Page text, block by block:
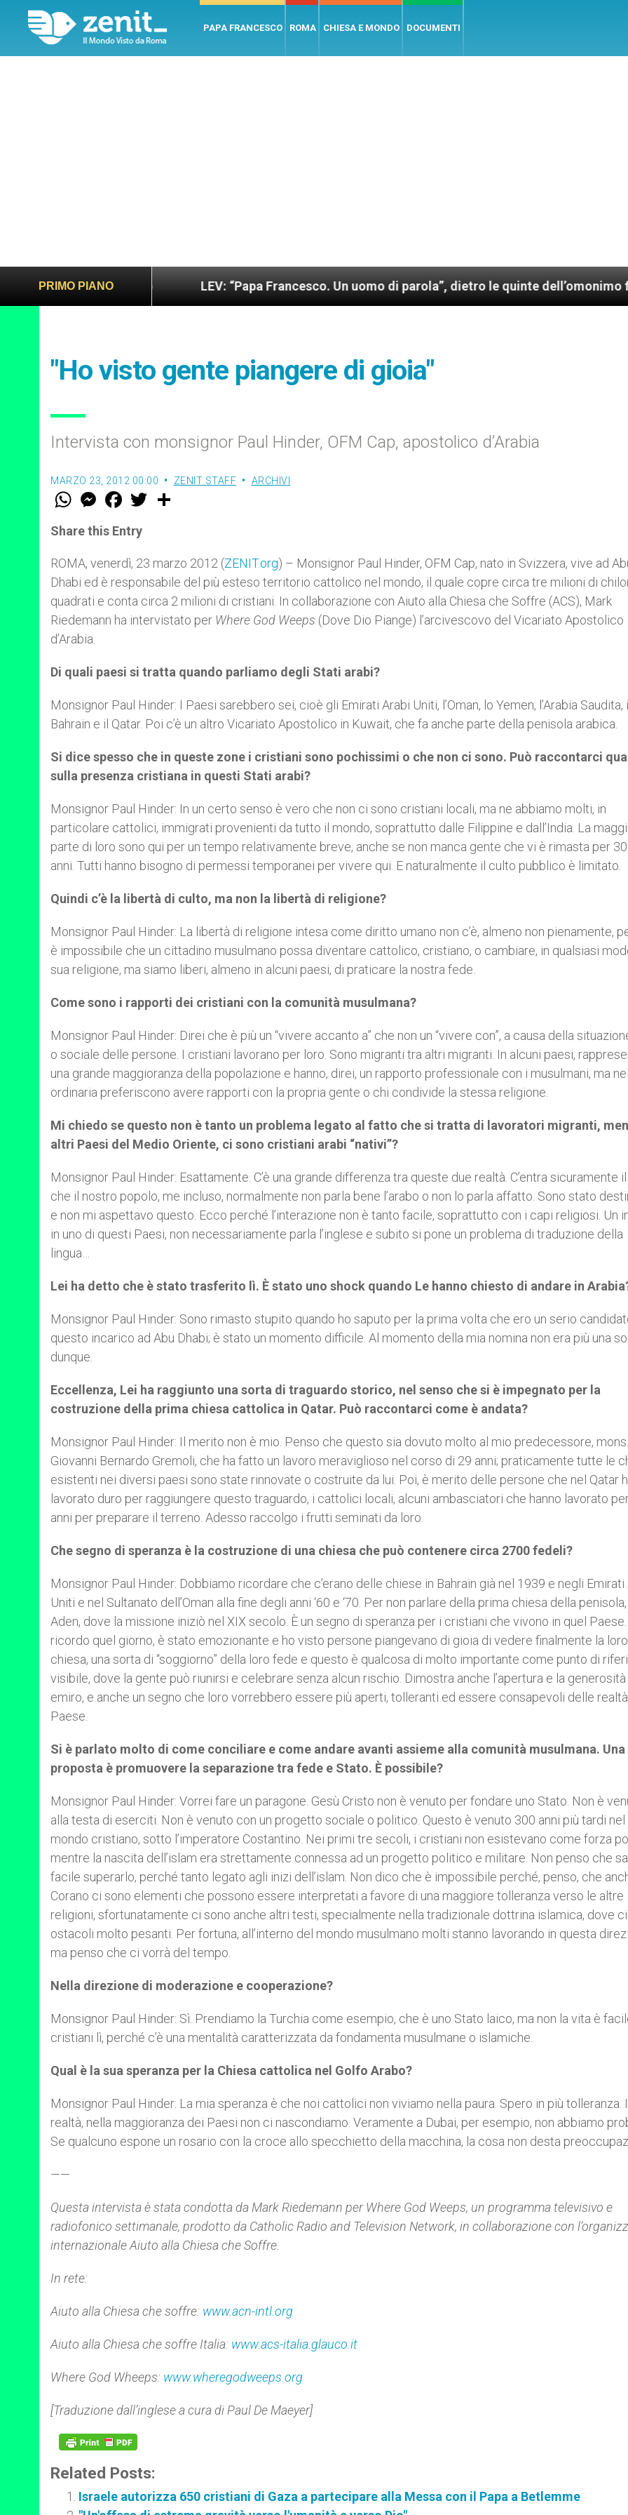
PAPA FRANCESCO ROMA CHIESA E MONDO DOCUMENTI
PRIMO PIANO
e giusto LEV: “Papa Francesco. Un uomo di parola”, dietro le quinte dell’omonimo film di Wim
"Ho visto gente piangere di gioia"
Intervista con monsignor Paul Hinder, OFM Cap, apostolico d’Arabia
MARZO 23, 2012 00:00 ZENIT STAFF ARCHIVI
W
t
s
p
p
M
e
s
e
g
e
r
F
a
e
b
o
k
w
r
Share this Entry
ROMA, venerdì, 23 marzo 2012 (ZENIT.org) – Monsignor Paul Hinder, OFM Cap, nato in Svizzera, vive ad
Dhabi ed è responsabile del più esteso territorio cattolico nel mondo, il quale copre circa tre milioni di
quadrati e conta circa 2 milioni di cristiani. In collaborazione con Aiuto alla Chiesa che Soffre (ACS), Mark
Riedemann ha intervistato per Where God Weeps (Dove Dio Piange) l’arcivescovo del Vicariato Apostolico
d’Arabia.
Di quali paesi si tratta quando parliamo degli Stati arabi?
Monsignor Paul Hinder: I Paesi sarebbero sei, cioè gli Emirati Arabi Uniti, l’Oman, lo Yemen, l’Arabia Saudita, il
Bahrain e il Qatar. Poi c’è un altro Vicariato Apostolico in Kuwait, che fa anche parte della penisola arabica.
Si dice spesso che in queste zone i cristiani sono pochissimi o che non ci sono. Può raccontarci
sulla presenza cristiana in questi Stati arabi?
Monsignor Paul Hinder: In un certo senso è vero che non ci sono cristiani locali, ma ne abbiamo molti, in
particolare cattolici, immigrati provenienti da tutto il mondo, soprattutto dalle Filippine e dall’India. La
parte di loro sono qui per un tempo relativamente breve, anche se non manca gente che vi è rimasta per
anni. Tutti hanno bisogno di permessi temporanei per vivere qui. E naturalmente il culto pubblico è limitato.
Quindi c’è la libertà di culto, ma non la libertà di religione?
Monsignor Paul Hinder: La libertà di religione intesa come diritto umano non c’è, almeno non pienamente,
è impossibile che un cittadino musulmano possa diventare cattolico, cristiano, o cambiare, in qualsiasi
sua religione, ma siamo liberi, almeno in alcuni paesi, di praticare la nostra fede.
Come sono i rapporti dei cristiani con la comunità musulmana?
Monsignor Paul Hinder: Direi che è più un “vivere accanto a” che non un “vivere con”, a causa della
o sociale delle persone. I cristiani lavorano per loro. Sono migranti tra altri migranti. In alcuni paesi,
una grande maggioranza della popolazione e hanno, direi, un rapporto professionale con i musulmani, ma
ordinaria preferiscono avere rapporti con la propria gente o chi condivide la stessa religione.
Mi chiedo se questo non è tanto un problema legato al fatto che si tratta di lavoratori migranti,
altri Paesi del Medio Oriente, ci sono cristiani arabi “nativi”?
Monsignor Paul Hinder: Esattamente. C’è una grande differenza tra queste due realtà. C’entra sicuramente
che il nostro popolo, me incluso, normalmente non parla bene l’arabo o non lo parla affatto. Sono stato
e non mi aspettavo questo. Ecco perché l’interazione non è tanto facile, soprattutto con i capi religiosi. Un
in uno di questi Paesi, non necessariamente parla l’inglese e subito si pone un problema di traduzione della
lingua…
Lei ha detto che è stato trasferito lì. È stato uno shock quando Le hanno chiesto di andare in
Monsignor Paul Hinder: Sono rimasto stupito quando ho saputo per la prima volta che ero un serio
questo incarico ad Abu Dhabi; è stato un momento difficile. Al momento della mia nomina non era più una
dunque.
Eccellenza, Lei ha raggiunto una sorta di traguardo storico, nel senso che si è impegnato per la
costruzione della prima chiesa cattolica in Qatar. Può raccontarci come è andata?
Monsignor Paul Hinder: Il merito non è mio. Penso che questo sia dovuto molto al mio predecessore, mons.
Giovanni Bernardo Gremoli, che ha fatto un lavoro meraviglioso nel corso di 29 anni; praticamente tutte le
esistenti nei diversi paesi sono state rinnovate o costruite da lui. Poi, è merito delle persone che nel Qatar
lavorato duro per raggiungere questo traguardo, i cattolici locali, alcuni ambasciatori che hanno lavorato
anni per preparare il terreno. Adesso raccolgo i frutti seminati da loro.
Che segno di speranza è la costruzione di una chiesa che può contenere circa 2700 fedeli?
Monsignor Paul Hinder: Dobbiamo ricordare che c’erano delle chiese in Bahrain già nel 1939 e negli Emirati
Uniti e nel Sultanato dell’Oman alla fine degli anni ‘60 e ‘70. Per non parlare della prima chiesa della penisola,
Aden, dove la missione iniziò nel XIX secolo. È un segno di speranza per i cristiani che vivono in quel
ricordo quel giorno, è stato emozionante e ho visto persone piangevano di gioia di vedere finalmente la loro
chiesa, una sorta di “soggiorno” della loro fede e questo è qualcosa di molto importante come punto di
visibile, dove la gente può riunirsi e celebrare senza alcun rischio. Dimostra anche l’apertura e la generosità
emiro, e anche un segno che loro vorrebbero essere più aperti, tolleranti ed essere consapevoli delle realtà
Paese.
Si è parlato molto di come conciliare e come andare avanti assieme alla comunità musulmana. Una
proposta è promuovere la separazione tra fede e Stato. È possibile?
Monsignor Paul Hinder: Vorrei fare un paragone. Gesù Cristo non è venuto per fondare uno Stato. Non è
alla testa di eserciti. Non è venuto con un progetto sociale o politico. Questo è venuto 300 anni più tardi nel
mondo cristiano, sotto l’imperatore Costantino. Nei primi tre secoli, i cristiani non esistevano come forza
mentre la nascita dell’islam era strettamente connessa ad un progetto politico e militare. Non penso che
facile superarlo, perché tanto legato agli inizi dell’islam. Non dico che è impossibile perché, penso, che
Corano ci sono elementi che possono essere interpretati a favore di una maggiore tolleranza verso le altre
religioni, sfortunatamente ci sono anche altri testi, specialmente nella tradizionale dottrina islamica, dove
ostacoli molto pesanti. Per fortuna, all’interno del mondo musulmano molti stanno lavorando in questa
ma penso che ci vorrà del tempo.
Nella direzione di moderazione e cooperazione?
Monsignor Paul Hinder: Sì. Prendiamo la Turchia come esempio, che è uno Stato laico, ma non la vita è
cristiani lì, perché c’è una mentalità caratterizzata da fondamenta musulmane o islamiche.
Qual è la sua speranza per la Chiesa cattolica nel Golfo Arabo?
Monsignor Paul Hinder: La mia speranza è che noi cattolici non viviamo nella paura. Spero in più tolleranza.
realtà, nella maggioranza dei Paesi non ci nascondiamo. Veramente a Dubai, per esempio, non abbiamo
Se qualcuno espone un rosario con la croce allo specchietto della macchina, la cosa non desta
——
Questa intervista è stata condotta da Mark Riedemann per Where God Weeps, un programma televisivo e
radiofonico settimanale, prodotto da Catholic Radio and Television Network, in collaborazione con
internazionale Aiuto alla Chiesa che Soffre.
In rete:
Aiuto alla Chiesa che soffre: www.acn-intl.org
Aiuto alla Chiesa che soffre Italia: www.acs-italia.glauco.it
Where God Wheeps: www.wheregodweeps.org
[Traduzione dall’inglese a cura di Paul De Maeyer]
Related Posts:
Israele autorizza 650 cristiani di Gaza a partecipare alla Messa con il Papa a Betlemme